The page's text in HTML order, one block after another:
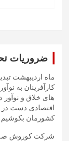
ضروریات
ماه اردیبهشت
کارآفرینان به
های خلاق و نوآور
اقتصادی دست در
کشورمان بکوشیم
شرکت کوروش